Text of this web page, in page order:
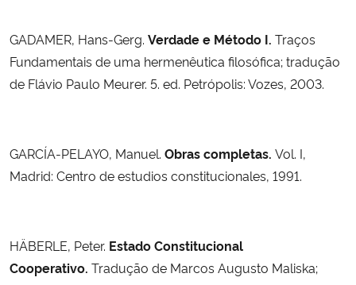
GADAMER, Hans-Gerg. Verdade e Método I. Traços
Fundamentais de uma hermenêutica filosófica;tradução
de Flávio Paulo Meurer. 5. ed. Petrópolis: Vozes, 2003.
GARCÍA-PELAYO, Manuel. Obras completas. Vol. I,
Madrid: Centro de estudios constitucionales, 1991.
HÄBERLE, Peter. Estado Constitucional
Cooperativo. Tradução de Marcos Augusto Maliska;